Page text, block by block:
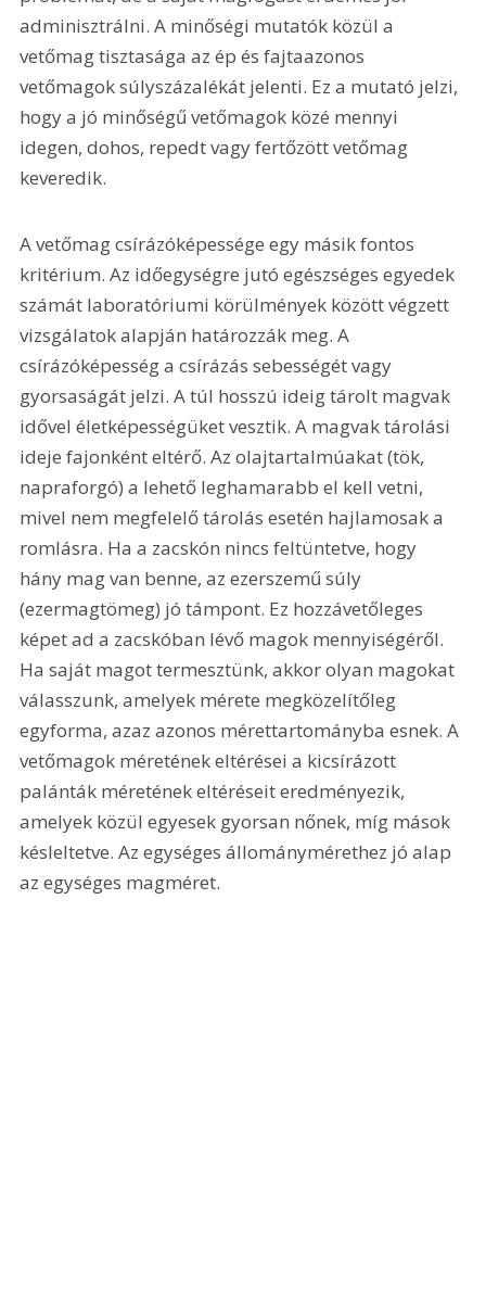
adminisztrálni. A minőségi mutatók közül a
vetőmag tisztasága az ép és fajtaazonos
vetőmagok súlyszázalékát jelenti. Ez a mutató jelzi,
hogy a jó minőségű vetőmagok közé mennyi
idegen, dohos, repedt vagy fertőzött vetőmag
keveredik.
A vetőmag csírázóképessége egy másik fontos
kritérium. Az időegységre jutó egészséges egyedek
számát laboratóriumi körülmények között végzett
vizsgálatok alapján határozzák meg. A
csírázóképesség a csírázás sebességét vagy
gyorsaságát jelzi. A túl hosszú ideig tárolt magvak
idővel életképességüket vesztik. A magvak tárolási
ideje fajonként eltérő. Az olajtartalmúakat (tök,
napraforgó) a lehető leghamarabb el kell vetni,
mivel nem megfelelő tárolás esetén hajlamosak a
romlásra. Ha a zacskón nincs feltüntetve, hogy
hány mag van benne, az ezerszemű súly
(ezermagtömeg) jó támpont. Ez hozzávetőleges
képet ad a zacskóban lévő magok mennyiségéről.
Ha saját magot termesztünk, akkor olyan magokat
válasszunk, amelyek mérete megközelítőleg
egyforma, azaz azonos mérettartományba esnek. A
vetőmagok méretének eltérései a kicsírázott
palánták méretének eltéréseit eredményezik,
amelyek közül egyesek gyorsan nőnek, míg mások
késleltetve. Az egységes állománymérethez jó alap
az egységes magméret.